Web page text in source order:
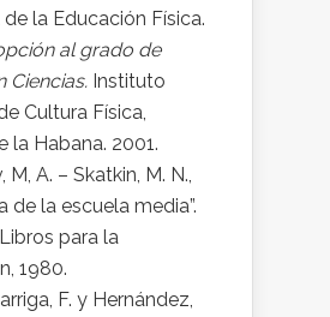
la Educación Física.
al grado de
Ciencias. Instituto
Cultura Física,
la Habana. 2001.
M, A. – Skatkin, M. N.,
de la escuela media”.
para la
1980.
F. y Hernández,